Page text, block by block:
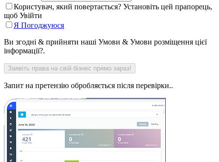
Користувач, який повертається? Установіть цей прапорець,
щоб Увійти
Я Погоджуюся
Ви згодні & прийняти наші Умови & Умови розміщення цієї
інформації?.
Запит на претензію обробляється після перевірки..